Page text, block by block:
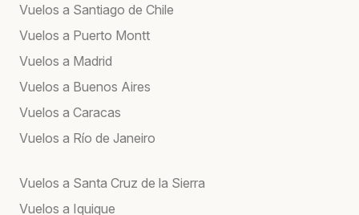
Vuelos a Santiago de Chile
Vuelos a Puerto Montt
Vuelos a Madrid
Vuelos a Buenos Aires
Vuelos a Caracas
Vuelos a Río de Janeiro
Vuelos a Santa Cruz de la Sierra
Vuelos a Iquique